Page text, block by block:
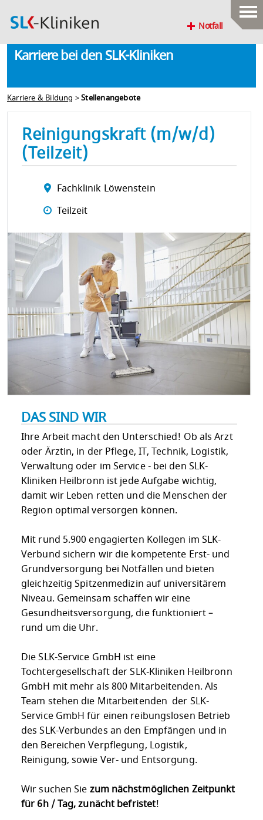
Notfall
Karriere bei den SLK-Kliniken
Karriere & Bildung >Stellenangebote
Reinigungskraft (m/w/d)
(Teilzeit)
Fachklinik Löwenstein
Teilzeit
DAS SIND WIR
Ihre Arbeit macht den Unterschied! Ob als Arzt
oder Ärztin, in der Pflege, IT, Technik, Logistik,
Verwaltung oder im Service - bei den SLK-
Kliniken Heilbronn ist jede Aufgabe wichtig,
damit wir Leben retten und die Menschen der
Region optimal versorgen können.
Mit rund 5.900 engagierten Kollegen im SLK-
Verbund sichern wir die kompetente Erst- und
Grundversorgung bei Notfällen und bieten
gleichzeitig Spitzenmedizin auf universitärem
Niveau. Gemeinsam schaffen wir eine
Gesundheitsversorgung, die funktioniert –
rund um die Uhr.
Die SLK-Service GmbH ist eine
Tochtergesellschaft der SLK-Kliniken Heilbronn
GmbH mit mehr als 800 Mitarbeitenden. Als
Team stehen die Mitarbeitenden der SLK-
Service GmbH für einen reibungslosen Betrieb
des SLK-Verbundes an den Empfängen und in
den Bereichen Verpflegung, Logistik,
Reinigung, sowie Ver- und Entsorgung.
Wir suchen Sie zum nächstmöglichen Zeitpunkt
für 6h / Tag, zunächt befristet!